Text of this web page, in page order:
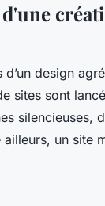
design
sites sont
silencieuses,
un site